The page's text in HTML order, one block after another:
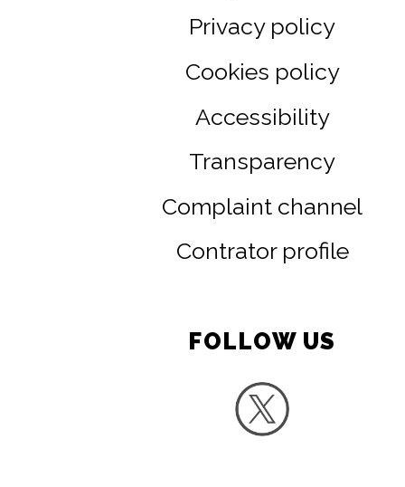
Privacy policy
Cookies policy
Accessibility
Transparency
Complaint channel
Contrator profile
FOLLOW US